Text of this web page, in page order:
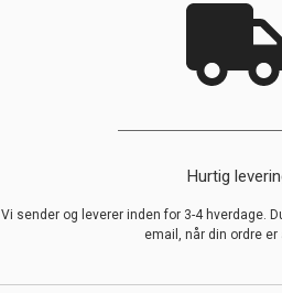
Hurtig
Vi sender og leverer inden for 3-4 hverdage.
email, når din ordre er